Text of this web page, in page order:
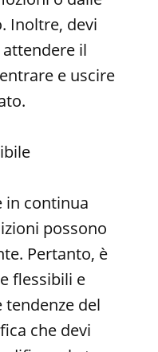
Inoltre, devi
attendere il
e uscire
in continua
possono
Pertanto, è
flessibili e
del
che devi